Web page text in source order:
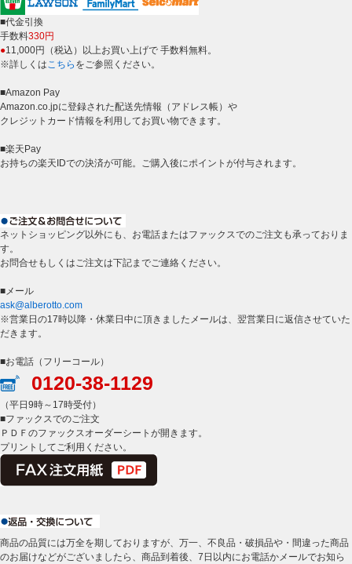
■代金引換
手数料330円
●11,000円（税込）以上お買い上げで 手数料無料。
※詳しくは こちら をご参照ください。
■Amazon Pay
Amazon.co.jpに登録された配送先情報（アドレス帳）や
クレジットカード情報を利用してお買い物できます。
■楽天Pay
お持ちの楽天IDでの決済が可能。ご購入後にポイントが付与されます。
ネットショッピング以外にも、お電話またはファックスでのご注文も承っておりま
す。
お問合せもしくはご注文は下記までご連絡ください。
■メール
ask@alberotto.com
※営業日の17時以降・休業日中に頂きましたメールは、翌営業日に返信させていた
だきます。
■お電話（フリーコール）
0120-38-1129
（平日9時～17時受付）
■ファックスでのご注文
ＰＤＦのファックスオーダーシートが開きます。
プリントしてご利用ください。
商品の品質には万全を期しておりますが、万一、不良品・破損品や・間違った商品
のお届けなどがございましたら、商品到着後、7日以内にお電話かメールでお知ら